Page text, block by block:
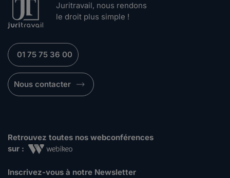
Juritravail, nous rendons
le droit plus simple !
01 75 75 36 00
Nous contacter
Retrouvez toutes nos webconférences
sur :
Inscrivez-vous à notre Newsletter